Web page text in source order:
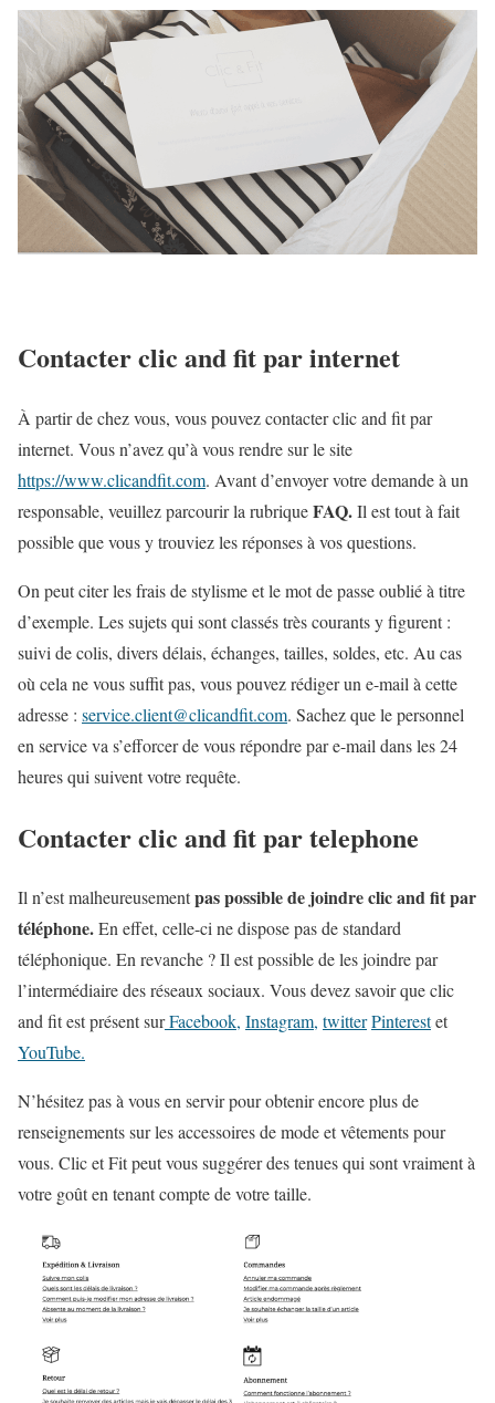
Contacter clic and fit par internet
À partir de chez vous, vous pouvez contacter clic and fit par
internet. Vous n’avez qu’à vous rendre sur le site
https://www.clicandfit.com. Avant d’envoyer votre demande à un
responsable, veuillez parcourir la rubriqueFAQ.Il est tout à fait
possible que vous y trouviez les réponses à vos questions.
On peut citer les frais de stylisme et le mot de passe oublié à titre
d’exemple. Les sujets qui sont classés très courants y figurent :
suivi de colis, divers délais, échanges, tailles, soldes, etc. Au cas
où cela ne vous suffit pas, vous pouvez rédiger un e-mail à cette
adresse : service.client@clicandfit.com. Sachez que le personnel
en service va s’efforcer de vous répondre par e-mail dans les 24
heures qui suivent votre requête.
Contacter clic and fit par telephone
Il n’est malheureusementpas possible de joindre clic and fit par
téléphone.En effet, celle-ci ne dispose pas de standard
téléphonique. En revanche ? Il est possible de les joindre par
l’intermédiaire des réseaux sociaux. Vous devez savoir que clic
and fit est présent surFacebook, Instagram, twitterPinterestet
YouTube.
N’hésitez pas à vous en servir pour obtenir encore plus de
renseignements sur les accessoires de mode et vêtements pour
vous. Clic et Fit peut vous suggérer des tenues qui sont vraiment à
votre goût en tenant compte de votre taille.